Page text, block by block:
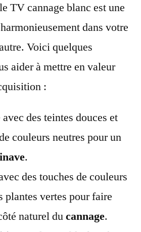
TV cannage blanc est une
dans votre
Voici quelques
aider à mettre en valeur
:
des teintes douces et
couleurs neutres pour un
.
des touches de couleurs
plantes vertes pour faire
naturel ducannage.